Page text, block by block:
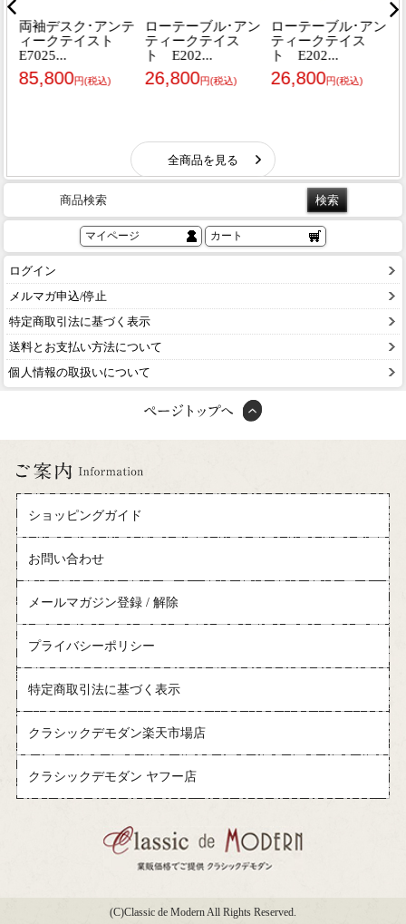
商品検索
マイページ カート
ログイン
メルマガ申込/停止
特定商取引法に基づく表示
送料とお支払い方法について
個人情報の取扱いについて
ショッピングガイド
お問い合わせ
メールマガジン登録 / 解除
プライバシーポリシー
特定商取引法に基づく表示
クラシックデモダン楽天市場店
クラシックデモダン ヤフー店
(C)Classic de Modern All Rights Reserved.